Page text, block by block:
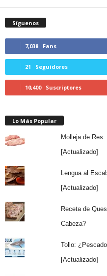
Síguenos
7,038 Fans
21 Seguidores
10,400 Suscriptores
Lo Más Popular
Molleja de
[Actualizado]
Lengua al
[Actualizado]
Receta de
Cabeza?
Tollo:
[Actualizado]